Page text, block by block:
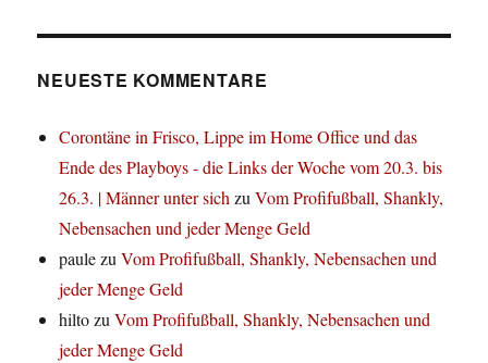
NEUESTE KOMMENTARE
Corontäne in Frisco, Lippe im Home Office und das
Ende des Playboys - die Links der Woche vom 20.3. bis
26.3. | Männer unter sichzuVom Profifußball, Shankly,
Nebensachen und jeder Menge Geld
paulezuVom Profifußball, Shankly, Nebensachen und
jeder Menge Geld
hiltozuVom Profifußball, Shankly, Nebensachen und
jeder Menge Geld